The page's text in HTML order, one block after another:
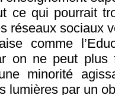
ce qui pourrait
réseaux sociaux
comme
on ne peut
minorité
lumières par un